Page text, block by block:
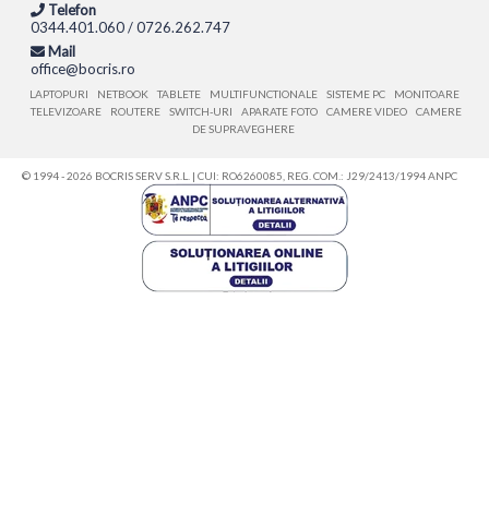
Telefon
0344.401.060 / 0726.262.747
Mail
office@bocris.ro
LAPTOPURI NETBOOK TABLETE MULTIFUNCTIONALE SISTEME PC
MONITOARE
TELEVIZOARE
ROUTERE SWITCH-URI APARATE FOTO CAMERE VIDEO
CAMERE
DE SUPRAVEGHERE
© 1994 - 2026 BOCRIS SERV S.R.L. | CUI: RO6260085, REG. COM.: J29/2413/1994ANPC